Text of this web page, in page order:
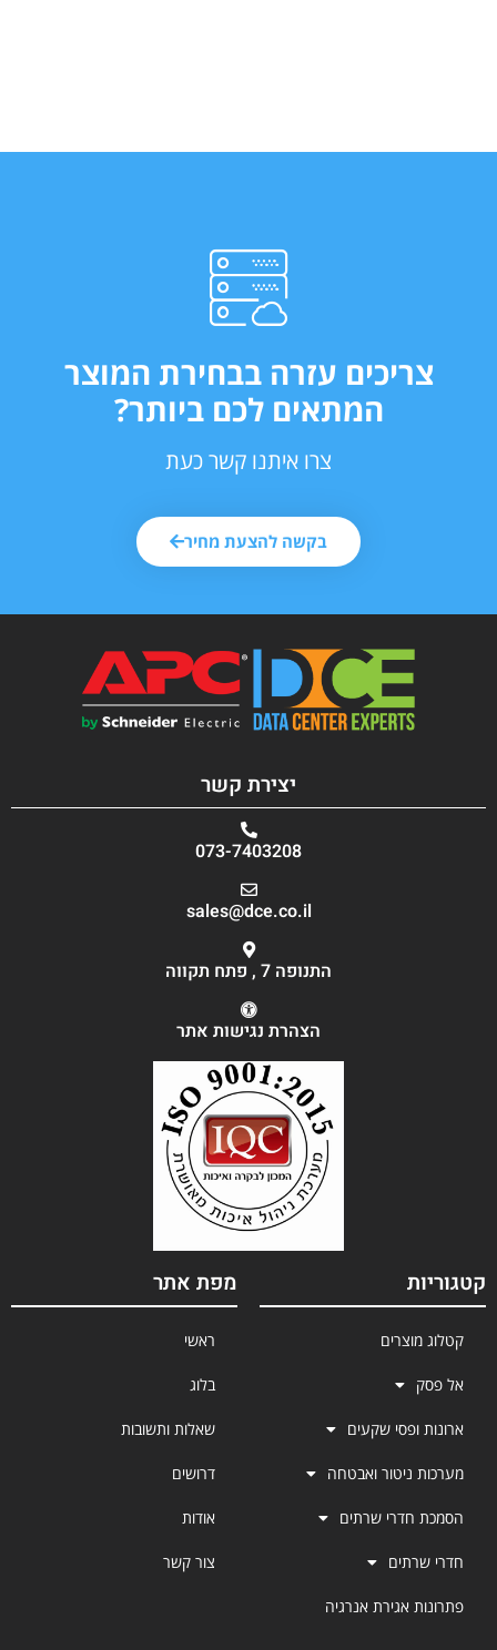
צריכים עזרה בבחירת המוצר
המתאים לכם ביותר?
צרו איתנו קשר כעת
בקשה להצעת מחיר
יצירת קשר
073-7403208
sales@dce.co.il
התנופה 7 , פתח תקווה
הצהרת נגישות אתר
קטגוריות
קטלוג מוצרים
אל פסק
ארונות ופסי שקעים
מערכות ניטור ואבטחה
הסמכת חדרי שרתים
חדרי שרתים
פתרונות אגירת אנרגיה
מפת אתר
ראשי
בלוג
שאלות ותשובות
דרושים
אודות
צור קשר